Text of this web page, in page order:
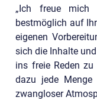
„Ich freue mich
bestmöglich auf
eigenen
sich die Inhalte
ins freie Reden
dazu jede
zwangloser